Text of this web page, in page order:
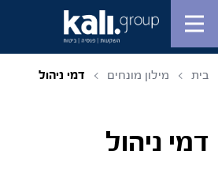
בית מילון מונחים דמי ניהול
דמי ניהול